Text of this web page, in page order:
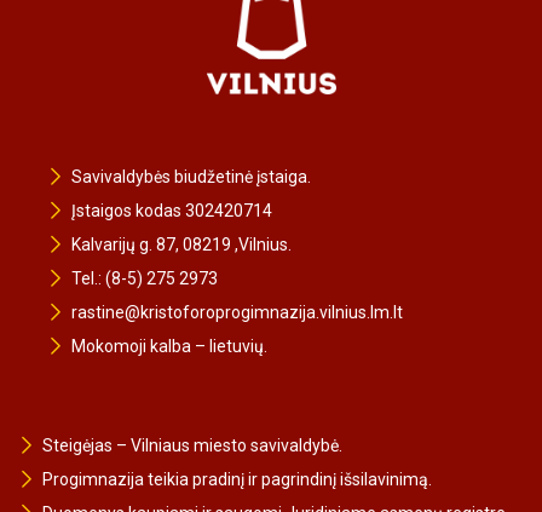
Savivaldybės biudžetinė įstaiga.
Įstaigos kodas 302420714
Kalvarijų g. 87, 08219 ,Vilnius.
Tel.: (8-5) 275 2973
rastine@kristoforoprogimnazija.vilnius.lm.lt
Mokomoji kalba – lietuvių.
Steigėjas – Vilniaus miesto savivaldybė.
Progimnazija teikia pradinį ir pagrindinį išsilavinimą.